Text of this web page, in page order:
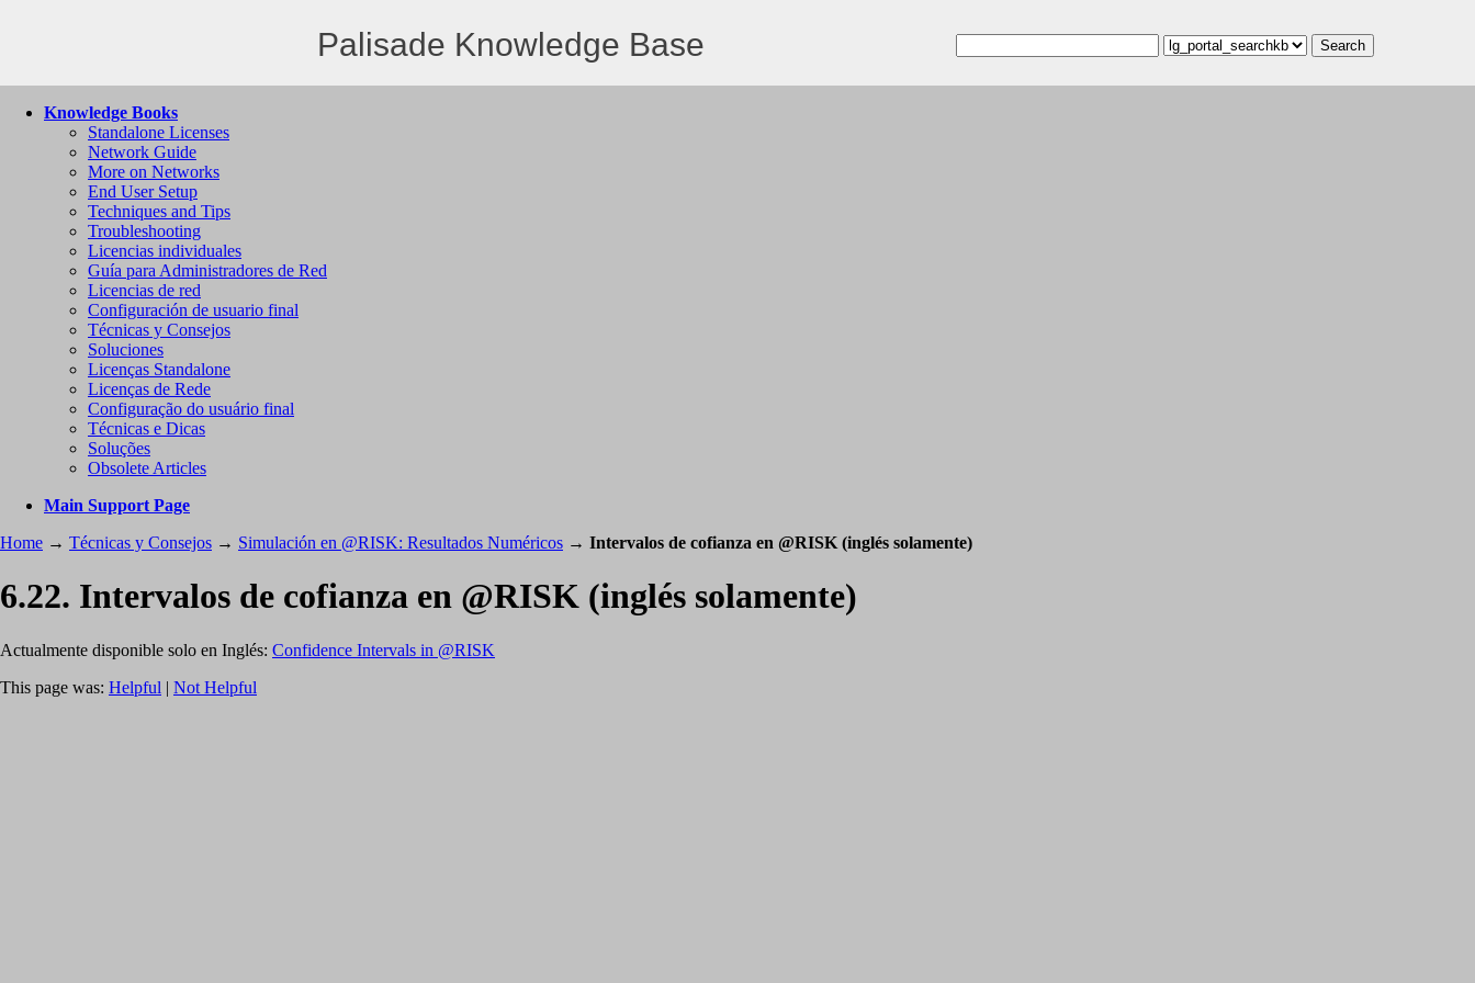
Palisade Knowledge Base
Knowledge Books
Standalone Licenses
Network Guide
More on Networks
End User Setup
Techniques and Tips
Troubleshooting
Licencias individuales
Guía para Administradores de Red
Licencias de red
Configuración de usuario final
Técnicas y Consejos
Soluciones
Licenças Standalone
Licenças de Rede
Configuração do usuário final
Técnicas e Dicas
Soluções
Obsolete Articles
Main Support Page
Home → Técnicas y Consejos → Simulación en @RISK: Resultados Numéricos → Intervalos de cofianza en @RISK (inglés solamente)
6.22. Intervalos de cofianza en @RISK (inglés solamente)
Actualmente disponible solo en Inglés: Confidence Intervals in @RISK
This page was: Helpful | Not Helpful